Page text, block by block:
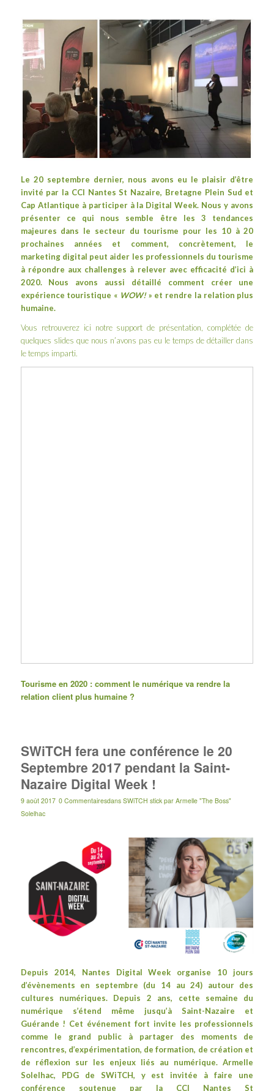
Le 20 septembre dernier, nous avons eu le plaisir d’être
invité par la CCI Nantes St Nazaire, Bretagne Plein Sud et
Cap Atlantique à participer à la Digital Week. Nous y avons
présenter ce qui nous semble être les 3 tendances
majeures dans le secteur du tourisme pour les 10 à 20
prochaines années et comment, concrètement, le
marketing digital peut aider les professionnels du tourisme
à répondre aux challenges à relever avec efficacité d’ici à
2020. Nous avons aussi détaillé comment créer une
expérience touristique « WOW!» et rendre la relation plus
humaine.
Vous retrouverez ici notre support de présentation, complétée de
quelques slides que nous n’avons pas eu le temps de détailler dans
le temps imparti.
Tourisme en 2020 : comment le numérique va rendre la
relation client plus humaine ?
SWiTCH fera une conférence le 20
Septembre 2017 pendant la Saint-
Nazaire Digital Week !
9 août 2017 0 Commentairesdans SWiTCH stick par Armelle "The Boss"
Solelhac
Depuis 2014, Nantes Digital Week organise 10 jours
d’évènements en septembre (du 14 au 24) autour des
cultures numériques. Depuis 2 ans, cette semaine du
numérique s’étend même jusqu’à Saint-Nazaire et
Guérande ! Cet événement fort invite les professionnels
comme le grand public à partager des moments de
rencontres, d’expérimentation, de formation, de création et
de réflexion sur les enjeux liés au numérique. Armelle
Solelhac, PDG de SWiTCH, y est invitée à faire une
conférence soutenue par la CCI Nantes St